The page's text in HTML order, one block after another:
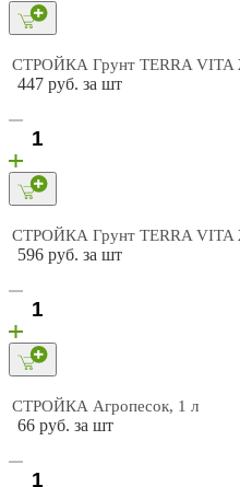
СТРОЙКА Грунт TERRA VITA
447 руб. за шт
СТРОЙКА Грунт TERRA VITA
596 руб. за шт
СТРОЙКА Агропесок, 1 л
66 руб. за шт